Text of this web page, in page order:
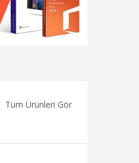
Tüm Ürünleri Gör